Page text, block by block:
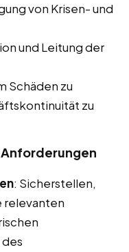
von Krisen- und
und Leitung der
Schäden zu
zu
: Sicherstellen,
relevanten